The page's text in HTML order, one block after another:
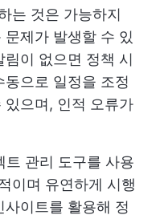
는 것은 가능하지
제가 발생할 수 있
이 없으면 정책 시
으로 일정을 조정
으며, 인적 오류가
관리 도구를 사용
이며 유연하게 시행
이트를 활용해 정